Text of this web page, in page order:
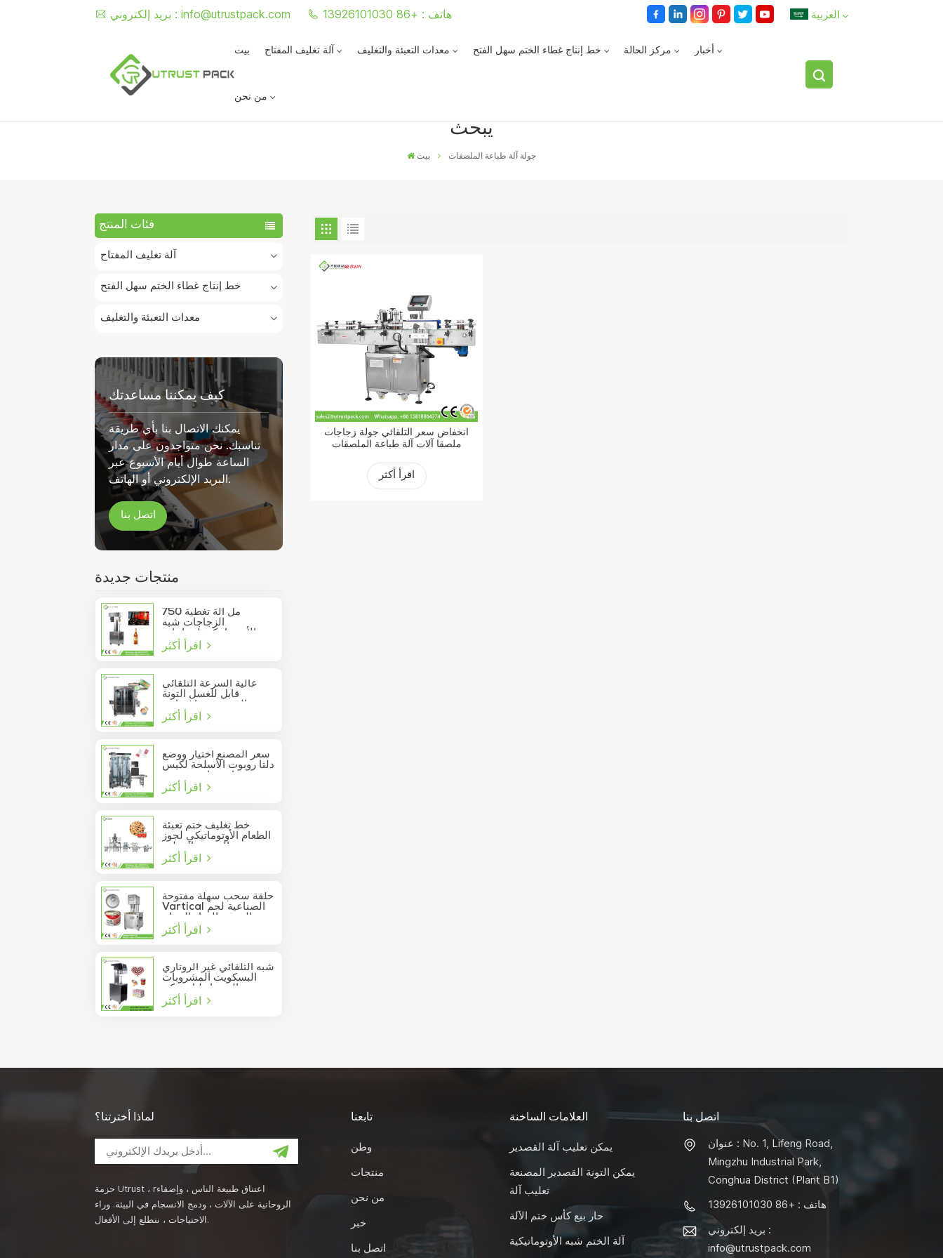
بريد إلكتروني : info@utrustpack.com هاتف : +86 13926101030 العربية
بيت آلة تغليف المفتاح معدات التعبئة والتغليف خط إنتاج غطاء الختم سهل الفتح مركز الحالة أخبار
من نحن
يبحث
بيت جولة آلة طباعة الملصقات
فئات المنتج
آلة تغليف المفتاح
خط إنتاج غطاء الختم سهل الفتح
معدات التعبئة والتغليف
كيف يمكننا مساعدتك
يمكنك الاتصال بنا بأي طريقة
تناسبك. نحن متواجدون على مدار
الساعة طوال أيام الأسبوع عبر
البريد الإلكتروني أو الهاتف.
اتصل بنا
منتجات جديدة
750 مل آلة تغطية
الزجاجات شبه
الأوتوماتيكية لزجاجات
النبيذ الزجاجية
عالية السرعة التلقائي
قابل للغسل التونة
السردين فراغ حاوية
المأكولات البحرية القصدير
يمكن السدادة
سعر المصنع اختيار ووضع
دلتا روبوت الأسلحة لكيس
خط تغليف ختم تعبئة
الطعام الأوتوماتيكي لجوز
الصنوبر المعلب
حلقة سحب سهلة مفتوحة
Vartical الصناعية لحم
الخنزير الغداء الدجاج
صدور اللحوم الغذاء يمكن
فراغ آلة ختم
شبه التلقائي غير الروتاري
البسكويت المشروبات
عصير الصودا دليل يمكن
السدادة
انخفاض سعر التلقائي جولة زجاجات
ملصقا آلات آلة طباعة الملصقات
اقرأ أكثر
لماذا أخترتنا؟
حزمة Utrust ، rاعتناق طبيعة الناس ، وإضفاء
الروحانية على الآلات ، ودمج الانسجام في البيئة. وراء
الاحتياجات ، نتطلع إلى الأفعال.
تابعنا
وطن
منتجات
من نحن
خبر
اتصل بنا
العلامات الساخنة
يمكن تعليب آلة القصدير
يمكن التونة القصدير المصنعة
تعليب آلة
حار بيع كأس ختم الآلة
آلة الختم شبه الأوتوماتيكية
اتصل بنا
عنوان : No. 1, Lifeng Road,
Mingzhu Industrial Park,
Conghua District (Plant B1)
هاتف : +86 13926101030
بريد إلكتروني :
info@utrustpack.com